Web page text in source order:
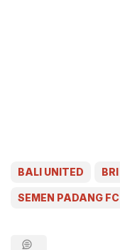
BALI UNITED
SEMEN PADANG FC